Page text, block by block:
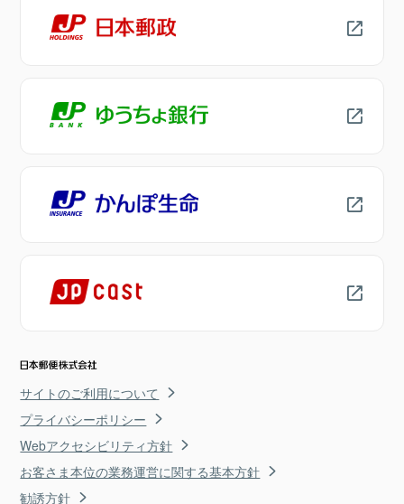
サイトのご利用について
プライバシーポリシー
Webアクセシビリティ方針
お客さま本位の業務運営に関する基本方針
勧誘方針